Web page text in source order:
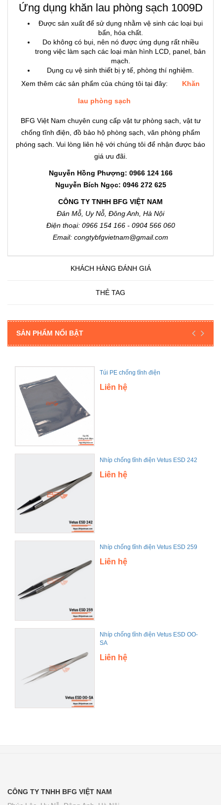
Ứng dụng khăn lau phòng sạch 1009D
Được sản xuất để sử dụng nhằm vệ sinh các loại bụi
bẩn, hóa chất.
Do không có bụi, nên nó được ứng dụng rất nhiều
trong việc làm sạch các loại màn hình LCD, panel, bản
mạch.
Dụng cụ vệ sinh thiết bị y tế, phòng thí nghiệm.
Xem thêm các sản phẩm của chúng tôi tại đây:
Khăn
lau phòng sạch
BFG Việt Nam chuyên cung cấp vật tư phòng sạch, vật tư
chống tĩnh điện, đồ bảo hộ phòng sạch, văn phòng phẩm
phóng sạch. Vui lòng liên hệ với chúng tôi để nhận được báo
giá ưu đãi.
Nguyễn Hồng Phượng: 0966 124 166
Nguyễn Bích Ngọc: 0946 272 625
CÔNG TY TNHH BFG VIỆT NAM
Đản Mỗ, Uy Nỗ, Đông Anh, Hà Nội
Điện thoại: 0966 154 166 - 0904 566 060
Email: congtybfgvietnam@gmail.com
KHÁCH HÀNG ĐÁNH GIÁ
THẺ TAG
SẢN PHẨM NỔI BẬT
Túi PE chống tĩnh điện
Liên hệ
Nhíp chống tĩnh điện Vetus ESD 242
Liên hệ
Nhíp chống tĩnh điện Vetus ESD 259
Liên hệ
Nhíp chống tĩnh điện Vetus ESD OO-
SA
Liên hệ
CÔNG TY TNHH BFG VIỆT NAM